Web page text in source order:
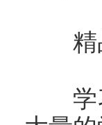
精品
学习